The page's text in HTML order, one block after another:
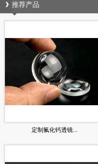
推荐产品
定制氟化钙透镜...